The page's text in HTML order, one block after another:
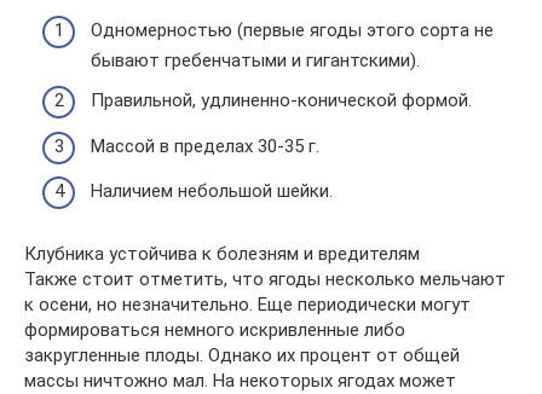
Одномерностью (первые ягоды этого сорта не
бывают гребенчатыми и гигантскими).
Правильной, удлиненно-конической формой.
Массой в пределах 30-35 г.
Наличием небольшой шейки.
Клубника устойчива к болезням и вредителям
Также стоит отметить, что ягоды несколько мельчают
к осени, но незначительно. Еще периодически могут
формироваться немного искривленные либо
закругленные плоды. Однако их процент от общей
массы ничтожно мал. На некоторых ягодах может